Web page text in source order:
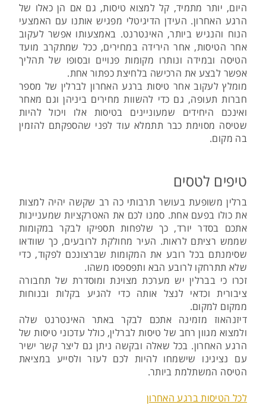
היום, יותר מתמיד, קל למצוא טיסות, גם אם הן כאלו של
הרגע האחרון. העידן הדיגיטלי מפגיש אותנו עם האמצעי
הנוח והנגיש ביותר, האינטרנט. באמצעותו אפשר לעקוב
אחר הטיסות, אחר הירידה במחירים, ככל שמתקרב מועד
הטיסה ובמידה ונותרו מקומות פנויים ובסופו של תהליך
אפשר לבצע את הרכישה בלחיצת כפתור אחת.
מומלץ לעקוב אחר טיסות ברגע האחרון לברלין של מספר
חברות תעופה, גם כדי להשוות מחירים ביניהן וגם מאחר
ואינכם היחידים שמעוניינים בטיסות אלו ויכול להיות
שטיסה מסוימת כבר תתמלא עוד לפני שהספקתם להזמין
בה מקום.
טיפים לטסים
ברלין משופעת בעושר תרבותי כה רב שקשה יהיה למצות
את כולו בפעם אחת. סמנו לכם את האטרקציות שמעניינות
אתכם בסדר יורד, כך שלפחות תספיקו לבקר במקומות
שממש רציתם לראות. העיר מחולקת לרובעים, כך שוודאו
שסימנתם בכל רובע את המקומות שברצונכם לפקוד, כדי
שלא תתרחקו לרובע הבא ותפספסו משהו.
זכרו כי בברלין יש מערכת מצוינת ומוסדרת של תחבורה
ציבורית וכדאי לנצל אותה כדי להגיע בקלות ובנוחות
ממקום למקום.
דיזנהאוז מזמינה אתכם לבקר באתר האינטרנט שלה
ולמצוא מגוון רחב של טיסות לברלין, כולל עדכוני טיסות של
הרגע האחרון. בכל שאלה ובקשה ניתן גם ליצר קשר ישיר
עם נציגינו שישמחו להיות לכם לעזר ולסייע במציאת
הטיסה המשתלמת ביותר.
לכל הטיסות ברגע האחרון